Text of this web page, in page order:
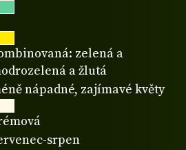
zelená a
a žlutá
nápadné, zajímavé květy
srpen